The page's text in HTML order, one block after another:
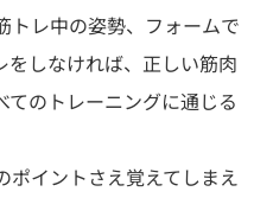
トレ中の姿勢、フォームで
をしなければ、正しい筋肉
のトレーニングに通じる
イントさえ覚えてしまえ